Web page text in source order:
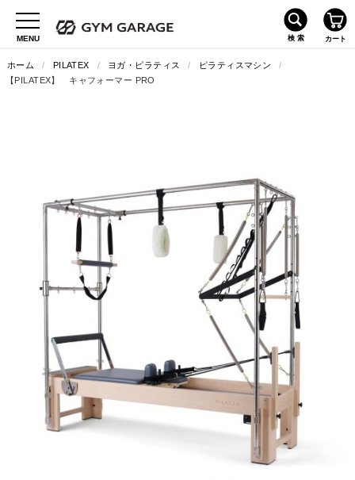
ホーム / PILATEX / ヨガ・ピラティス / ピラティスマシン
/
【PILATEX】 キャフォーマー PRO